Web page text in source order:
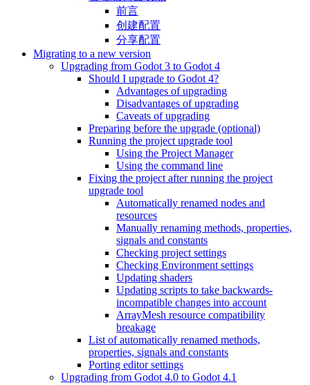
前言
创建配置
分享配置
Migrating to a new version
Upgrading from Godot 3 to Godot 4
Should I upgrade to Godot 4?
Advantages of upgrading
Disadvantages of upgrading
Caveats of upgrading
Preparing before the upgrade (optional)
Running the project upgrade tool
Using the Project Manager
Using the command line
Fixing the project after running the project
upgrade tool
Automatically renamed nodes and
resources
Manually renaming methods, properties,
signals and constants
Checking project settings
Checking Environment settings
Updating shaders
Updating scripts to take backwards-
incompatible changes into account
ArrayMesh resource compatibility
breakage
List of automatically renamed methods,
properties, signals and constants
Porting editor settings
Upgrading from Godot 4.0 to Godot 4.1